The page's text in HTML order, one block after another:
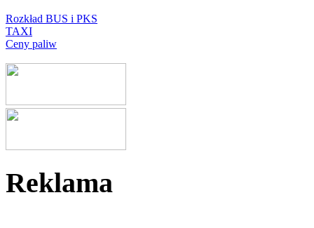
Rozkład BUS i PKS
TAXI
Ceny paliw
Reklama